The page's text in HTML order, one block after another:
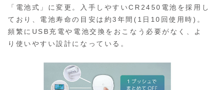
「電池式」に変更。入手しやすいCR2450電池を採用し
ており、電池寿命の目安は約3年間(1日10回使用時)。
頻繁にUSB充電や電池交換をおこなう必要がなく、よ
り使いやすい設計になっている。